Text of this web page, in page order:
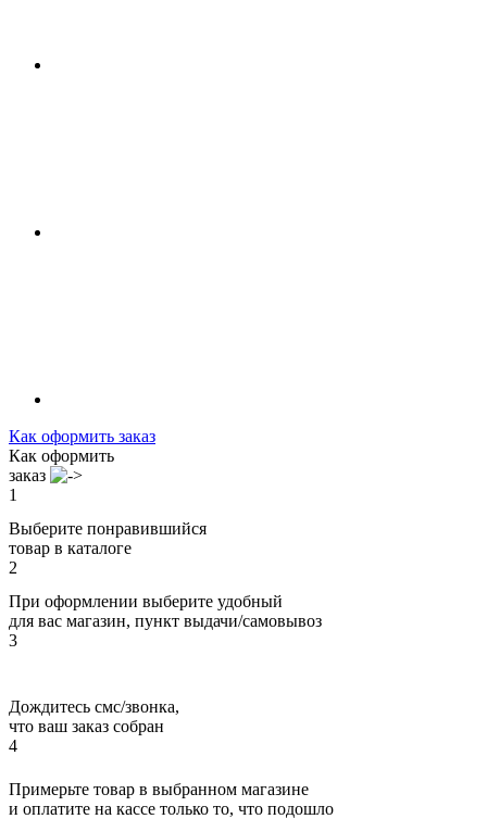
Как оформить заказ
Как оформить
заказ
1
Выберите понравившийся
товар в каталоге
2
При оформлении выберите удобный
для вас магазин, пункт выдачи/самовывоз
3
Дождитесь смс/звонка,
что ваш заказ собран
4
Примерьте товар в выбранном магазине
и оплатите на кассе только то, что подошло